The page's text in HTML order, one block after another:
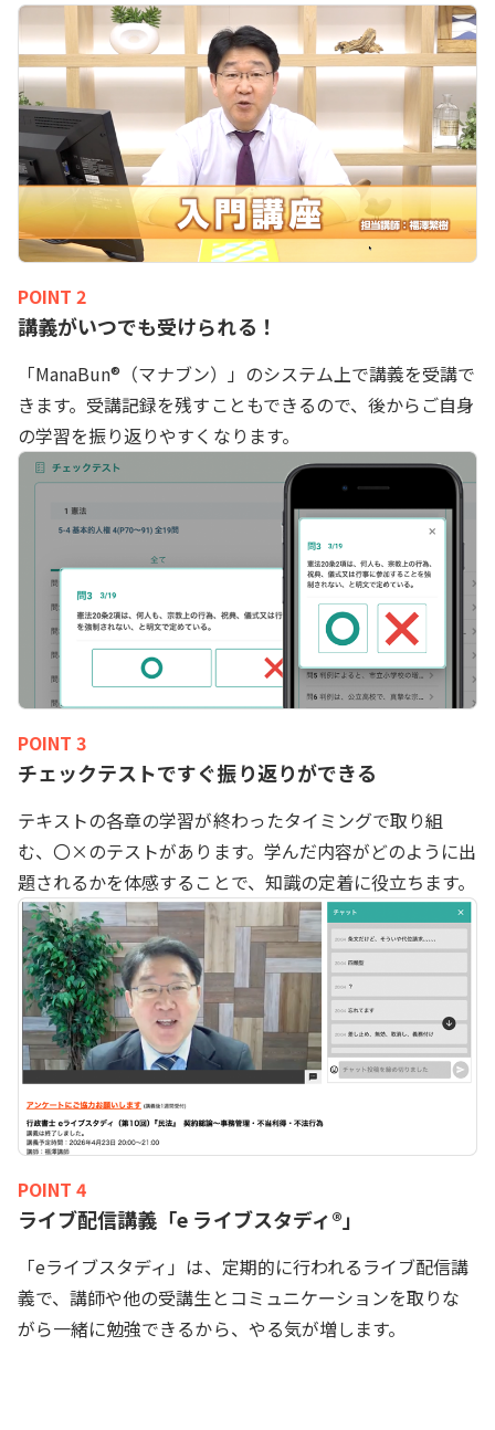
POINT 2
講義がいつでも受けられる！
「ManaBun®（マナブン）」のシステム上で講義を受講で
きます。受講記録を残すこともできるので、後からご自身
の学習を振り返りやすくなります。
POINT 3
チェックテストですぐ振り返りができる
テキストの各章の学習が終わったタイミングで取り組
む、〇×のテストがあります。学んだ内容がどのように出
題されるかを体感することで、知識の定着に役立ちます。
POINT 4
ライブ配信講義「e ライブスタディ®」
「eライブスタディ」は、定期的に行われるライブ配信講
義で、講師や他の受講生とコミュニケーションを取りな
がら一緒に勉強できるから、やる気が増します。